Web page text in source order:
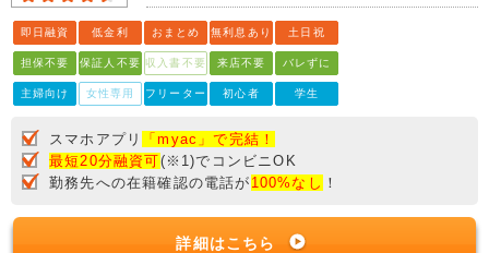
即日融資 低金利 おまとめ 無利息あり 土日祝
担保不要 保証人不要 収入書不要 来店不要 バレずに
主婦向け 女性専用 フリーター 初心者 学生
スマホアプリ
「myac」で完結！
最短20分融資可(※1)でコンビニOK
勤務先への在籍確認の電話が 100%なし ！
詳細はこちら